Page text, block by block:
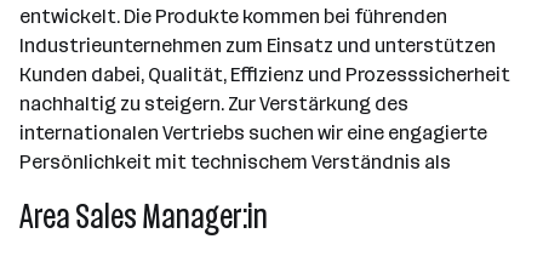
entwickelt. Die Produkte kommen bei führenden
Industrieunternehmen zum Einsatz und unterstützen
Kunden dabei, Qualität, Effizienz und Prozesssicherheit
nachhaltig zu steigern. Zur Verstärkung des
internationalen Vertriebs suchen wir eine engagierte
Persönlichkeit mit technischem Verständnis als
Area Sales Manager:in